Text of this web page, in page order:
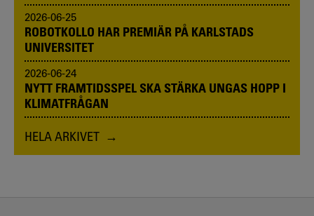
2026-06-25
ROBOTKOLLO HAR PREMIÄR PÅ KARLSTADS
UNIVERSITET
2026-06-24
NYTT FRAMTIDSSPEL SKA STÄRKA UNGAS HOPP I
KLIMATFRÅGAN
HELA ARKIVET